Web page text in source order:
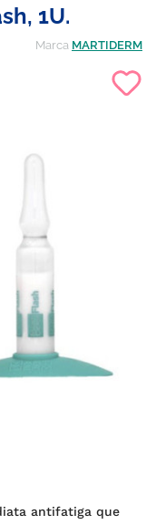
1U.
Marca MARTIDERM
antifatiga que